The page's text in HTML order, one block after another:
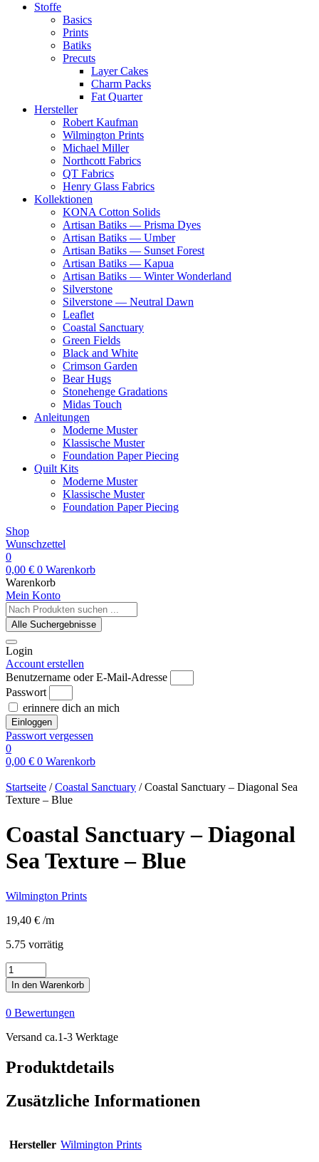
Stoffe
Basics
Prints
Batiks
Precuts
Layer Cakes
Charm Packs
Fat Quarter
Hersteller
Robert Kaufman
Wilmington Prints
Michael Miller
Northcott Fabrics
QT Fabrics
Henry Glass Fabrics
Kollektionen
KONA Cotton Solids
Artisan Batiks — Prisma Dyes
Artisan Batiks — Umber
Artisan Batiks — Sunset Forest
Artisan Batiks — Kapua
Artisan Batiks — Winter Wonderland
Silverstone
Silverstone — Neutral Dawn
Leaflet
Coastal Sanctuary
Green Fields
Black and White
Crimson Garden
Bear Hugs
Stonehenge Gradations
Midas Touch
Anleitungen
Moderne Muster
Klassische Muster
Foundation Paper Piecing
Quilt Kits
Moderne Muster
Klassische Muster
Foundation Paper Piecing
Shop
Wunschzettel
0
0,00 € 0 Warenkorb
Warenkorb
Mein Konto
Search
...Alle Suchergebnisse
Login
Account erstellen
Benutzername oder E-Mail-Adresse
Passwort
erinnere dich an mich
Einloggen
Passwort vergessen
0
0,00 € 0 Warenkorb
Startseite /Coastal Sanctuary / Coastal Sanctuary – Diagonal Sea
Texture – Blue
Coastal Sanctuary – Diagonal
Sea Texture – Blue
Wilmington Prints
19,40 € /m
5.75 vorrätig
Coastal
Sanctuary
-
Diagonal
Sea
Texture
Menge
In den Warenkorb
0 Bewertungen
Versand ca.1-3 Werktage
Produktdetails
Zusätzliche Informationen
Hersteller Wilmington Prints